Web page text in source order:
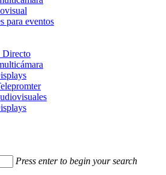
para eventos
Directo
Press enter to begin your search